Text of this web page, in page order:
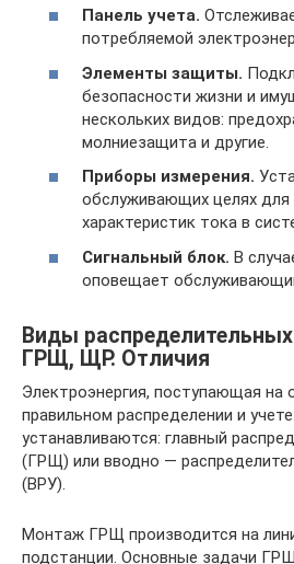
Панель учета.
потребляемой
Элементы защиты.
безопасности жизни и
нескольких видов:
молниезащита и другие.
Приборы измерения.
обслуживающих целях для
характеристик тока в
Сигнальный блок. В
оповещает
Виды
ГРЩ, ЩР. Отличия
Электроэнергия, поступающая на
правильном распределении и
устанавливаются: главный
(ГРЩ) или вводно —
(ВРУ).
Монтаж ГРЩ производится на
подстанции. Основные задачи